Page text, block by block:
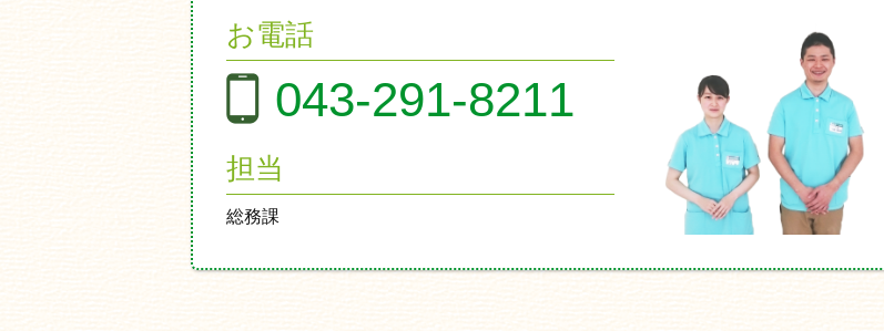
お電話
043-291-8211
担当
総務課